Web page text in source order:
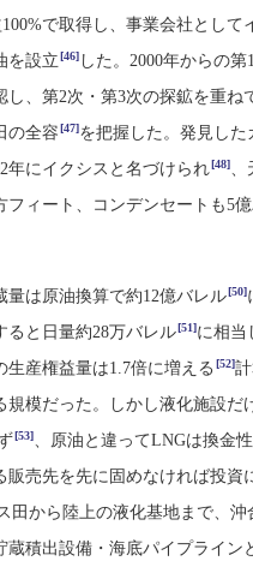
で取得し、事業会社として
を設立[46] した。2000年からの第
し、第2次・第3次の探鉱を重ね
の全容[47]を把握した。発見した
年にイクシスと名づけられ[48]、
フィート、コンデンセートも5
量は原油換算で約12億バレル[50]
ると日量約28万バレル[51]に相当
生産権益量は1.7倍に増える [52]
規模だった。しかし液化施設だ
[53]、原油と違ってLNGは換金
販売先を先に固めなければ投資
田から陸上の液化基地まで、沖
蔵積出設備・海底パイプライン